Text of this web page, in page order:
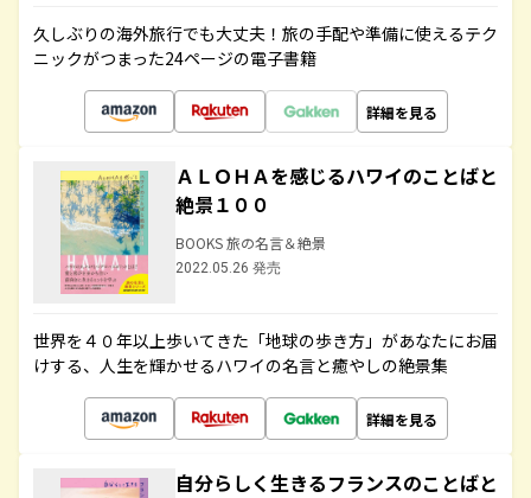
久しぶりの海外旅行でも大丈夫！旅の手配や準備に使えるテク
ニックがつまった24ページの電子書籍
詳細を見る
ＡＬＯＨＡを感じるハワイのことばと
絶景１００
BOOKS 旅の名言＆絶景
2022.05.26 発売
世界を４０年以上歩いてきた「地球の歩き方」があなたにお届
けする、人生を輝かせるハワイの名言と癒やしの絶景集
詳細を見る
自分らしく生きるフランスのことばと